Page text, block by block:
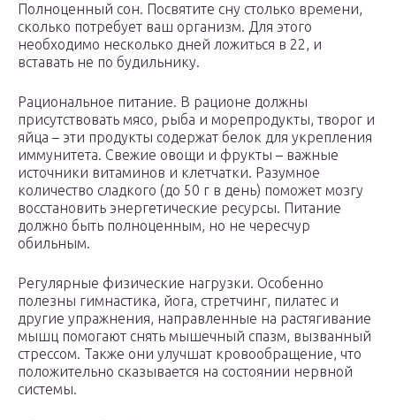
Полноценный сон. Посвятите сну столько времени,
сколько потребует ваш организм. Для этого
необходимо несколько дней ложиться в 22, и
вставать не по будильнику.
Рациональное питание. В рационе должны
присутствовать мясо, рыба и морепродукты, творог и
яйца – эти продукты содержат белок для укрепления
иммунитета. Свежие овощи и фрукты – важные
источники витаминов и клетчатки. Разумное
количество сладкого (до 50 г в день) поможет мозгу
восстановить энергетические ресурсы. Питание
должно быть полноценным, но не чересчур
обильным.
Регулярные физические нагрузки. Особенно
полезны гимнастика, йога, стретчинг, пилатес и
другие упражнения, направленные на растягивание
мышц помогают снять мышечный спазм, вызванный
стрессом. Также они улучшат кровообращение, что
положительно сказывается на состоянии нервной
системы.